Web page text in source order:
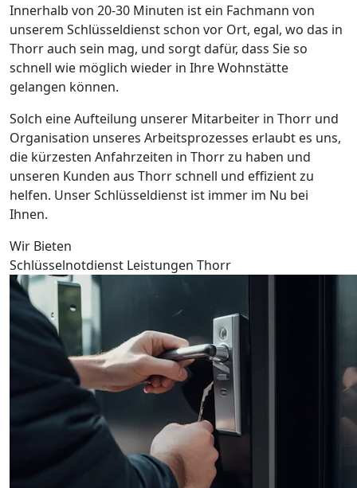
Innerhalb von 20-30 Minuten ist ein Fachmann von
unserem Schlüsseldienst schon vor Ort, egal, wo das in
Thorr auch sein mag, und sorgt dafür, dass Sie so
schnell wie möglich wieder in Ihre Wohnstätte
gelangen können.
Solch eine Aufteilung unserer Mitarbeiter in Thorr und
Organisation unseres Arbeitsprozesses erlaubt es uns,
die kürzesten Anfahrzeiten in Thorr zu haben und
unseren Kunden aus Thorr schnell und effizient zu
helfen. Unser Schlüsseldienst ist immer im Nu bei
Ihnen.
Wir Bieten
Schlüsselnotdienst Leistungen Thorr